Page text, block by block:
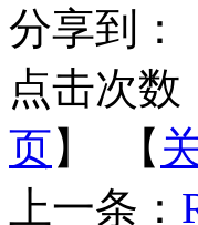
分享到：
点击次数
页】 【
上一条：